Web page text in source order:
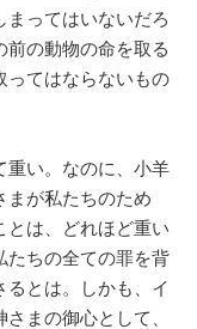
まってはいないだろ
前の動物の命を取る
ってはならないもの
重い。なのに、小羊
まが私たちのため
とは、どれほど重い
たちの全ての罪を背
るとは。しかも、イ
まの御心として、